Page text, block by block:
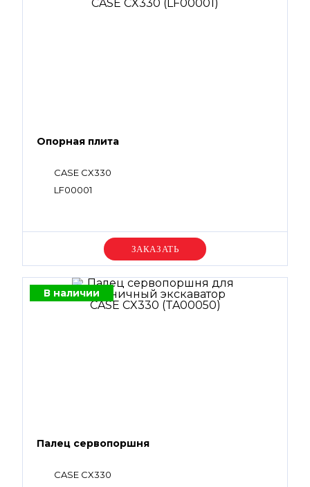
Опорная плита
CASE CX330
LF00001
Уточняйте цену
В наличии
Палец сервопоршня
CASE CX330